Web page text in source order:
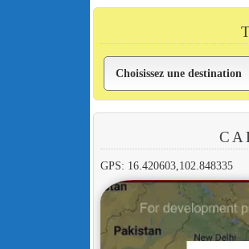
GPS: 16.420603,102.848335